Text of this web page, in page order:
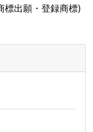
標出願・登録商標)